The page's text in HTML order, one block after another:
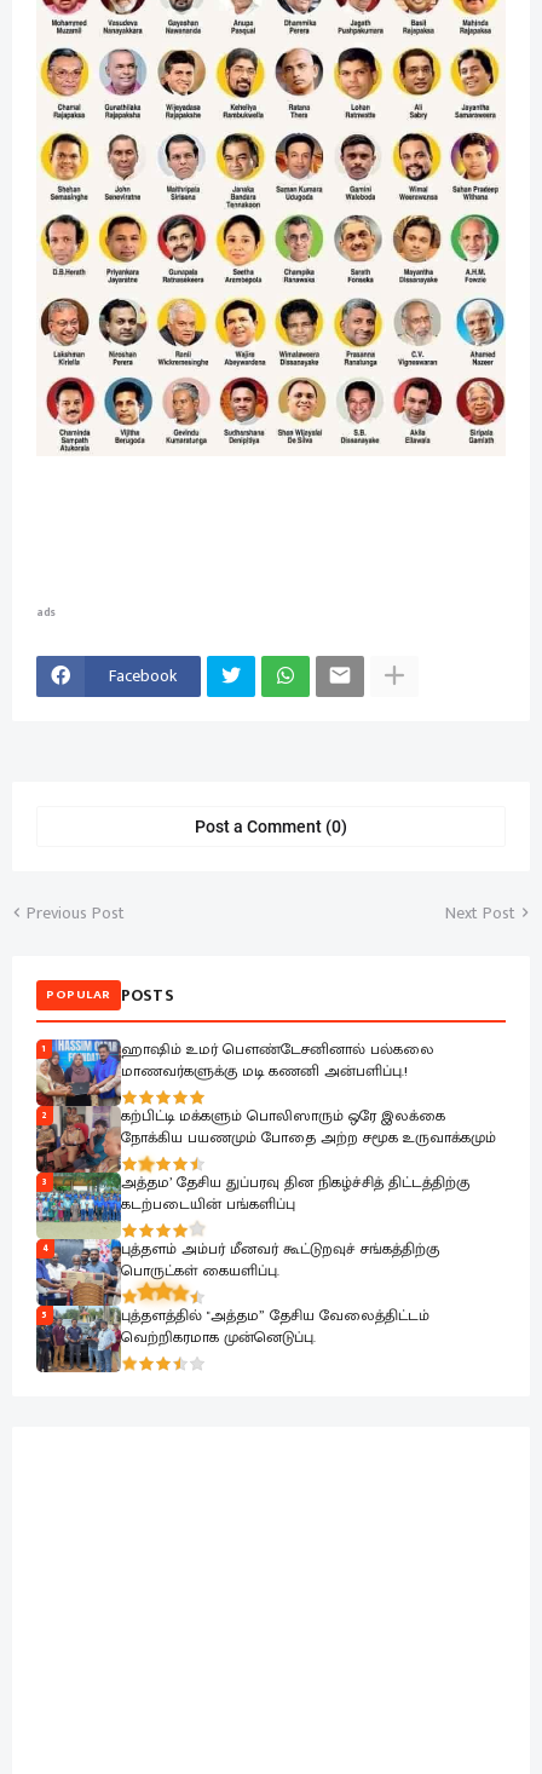
ads
Facebook
Post a Comment (0)
Previous Post Next Post
POPULAR POSTS
1
ஹாஷிம் உமர் பௌண்டேசனினால் பல்கலை
மாணவர்களுக்கு மடி கணனி அன்பளிப்பு.!
2
கற்பிட்டி மக்களும் பொலிஸாரும் ஒரே இலக்கை
நோக்கிய பயணமும் போதை அற்ற சமூக உருவாக்கமும்
3
அத்தம’ தேசிய துப்பரவு தின நிகழ்ச்சித் திட்டத்திற்கு
கடற்படையின் பங்களிப்பு
4
புத்தளம் அம்பர் மீனவர் கூட்டுறவுச் சங்கத்திற்கு
பொருட்கள் கையளிப்பு.
5
புத்தளத்தில் "அத்தம” தேசிய வேலைத்திட்டம்
வெற்றிகரமாக முன்னெடுப்பு.